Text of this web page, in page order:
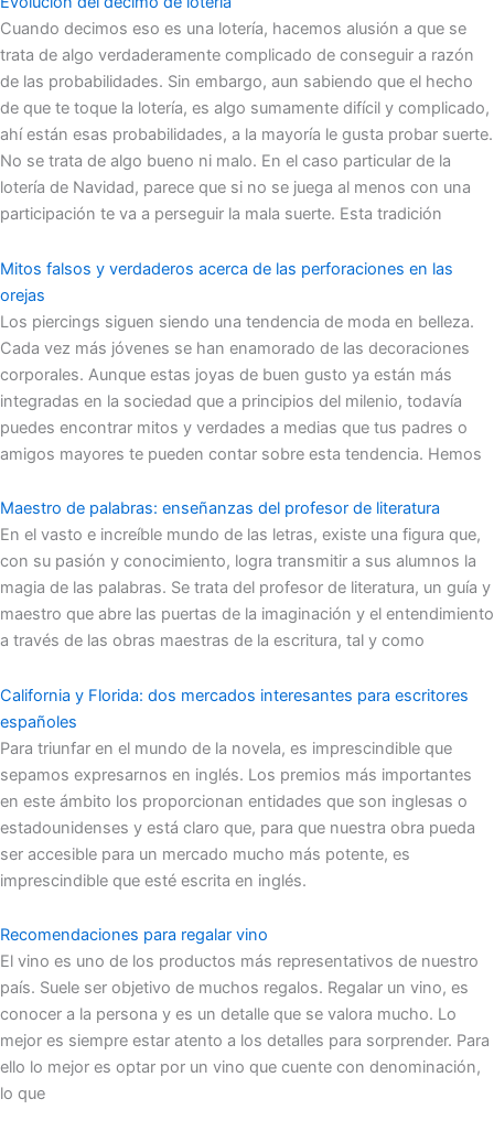
Cuando decimos eso es una lotería, hacemos alusión a que se
trata de algo verdaderamente complicado de conseguir a razón
de las probabilidades. Sin embargo, aun sabiendo que el hecho
de que te toque la lotería, es algo sumamente difícil y complicado,
ahí están esas probabilidades, a la mayoría le gusta probar suerte.
No se trata de algo bueno ni malo. En el caso particular de la
lotería de Navidad, parece que si no se juega al menos con una
participación te va a perseguir la mala suerte. Esta tradición
Mitos falsos y verdaderos acerca de las perforaciones en las
orejas
Los piercings siguen siendo una tendencia de moda en belleza.
Cada vez más jóvenes se han enamorado de las decoraciones
corporales. Aunque estas joyas de buen gusto ya están más
integradas en la sociedad que a principios del milenio, todavía
puedes encontrar mitos y verdades a medias que tus padres o
amigos mayores te pueden contar sobre esta tendencia. Hemos
Maestro de palabras: enseñanzas del profesor de literatura
En el vasto e increíble mundo de las letras, existe una figura que,
con su pasión y conocimiento, logra transmitir a sus alumnos la
magia de las palabras. Se trata del profesor de literatura, un guía y
maestro que abre las puertas de la imaginación y el entendimiento
a través de las obras maestras de la escritura, tal y como
California y Florida: dos mercados interesantes para escritores
españoles
Para triunfar en el mundo de la novela, es imprescindible que
sepamos expresarnos en inglés. Los premios más importantes
en este ámbito los proporcionan entidades que son inglesas o
estadounidenses y está claro que, para que nuestra obra pueda
ser accesible para un mercado mucho más potente, es
imprescindible que esté escrita en inglés.
Recomendaciones para regalar vino
El vino es uno de los productos más representativos de nuestro
país. Suele ser objetivo de muchos regalos. Regalar un vino, es
conocer a la persona y es un detalle que se valora mucho. Lo
mejor es siempre estar atento a los detalles para sorprender. Para
ello lo mejor es optar por un vino que cuente con denominación,
lo que